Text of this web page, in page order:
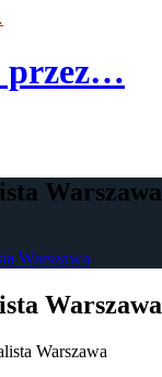
przez…
Warszawa
Warszawa
Warszawa